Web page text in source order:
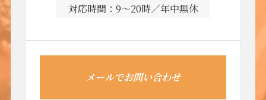
対応時間：9～20時／年中無休
メールでお問い合わせ